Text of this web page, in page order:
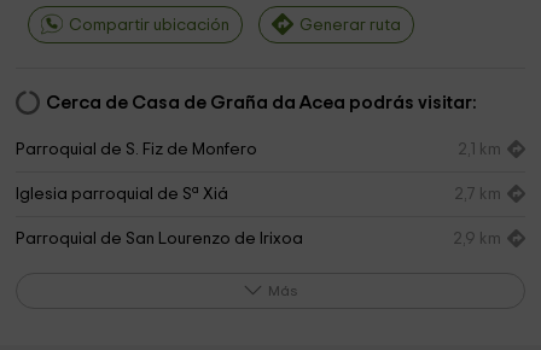
Compartir ubicación Generar ruta
Cerca de Casa de Graña da Acea podrás visitar:
Parroquial de S. Fiz de Monfero 2,1 km
Iglesia parroquial de Sª Xiá 2,7 km
Parroquial de San Lourenzo de Irixoa 2,9 km
Parroquial de Santaia da Viña Más